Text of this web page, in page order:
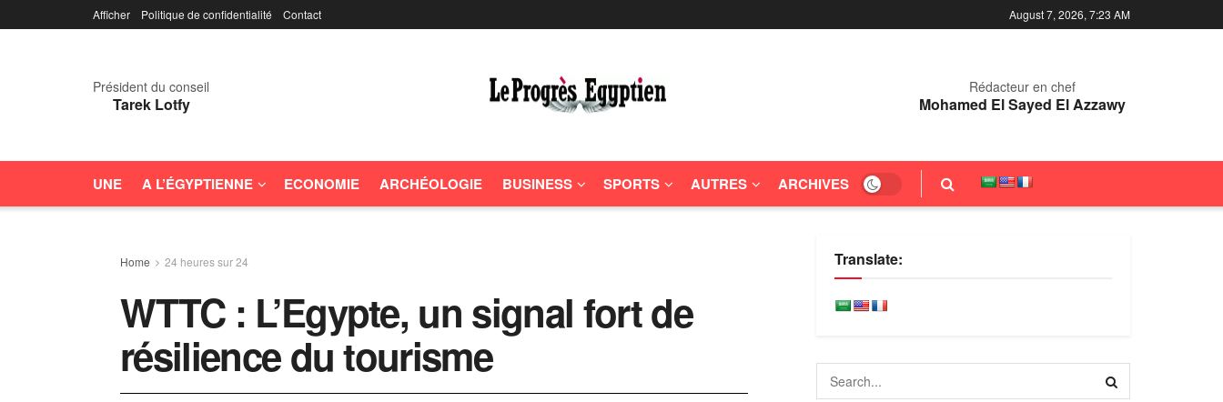
Afficher Politique de confidentialité Contact August 7, 2026, 7:23 AM
Président du conseil
Tarek Lotfy
Rédacteur en chef
Mohamed El Sayed El Azzawy
UNE A L’ÉGYPTIENNE ECONOMIE ARCHÉOLOGIE BUSINESS SPORTS AUTRES ARCHIVES
Home 24 heures sur 24
WTTC : L’Egypte, un signal fort de
résilience du tourisme
Translate: